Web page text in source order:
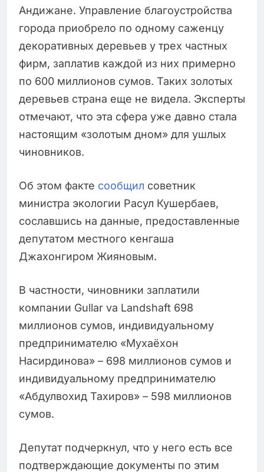
Андижане. Управление благоустройства
города приобрело по одному саженцу
декоративных деревьев у трех частных
фирм, заплатив каждой из них примерно
по 600 миллионов сумов. Таких золотых
деревьев страна еще не видела. Эксперты
отмечают, что эта сфера уже давно стала
настоящим «золотым дном» для ушлых
чиновников.
Об этом факте сообщил советник
министра экологии Расул Кушербаев,
сославшись на данные, предоставленные
депутатом местного кенгаша
Джахонгиром Жияновым.
В частности, чиновники заплатили
компании Gullar va Landshaft 698
миллионов сумов, индивидуальному
предпринимателю «Мухаёхон
Насирдинова» – 698 миллионов сумов и
индивидуальному предпринимателю
«Абдулвохид Тахиров» – 598 миллионов
сумов.
Депутат подчеркнул, что у него есть все
подтверждающие документы по этим